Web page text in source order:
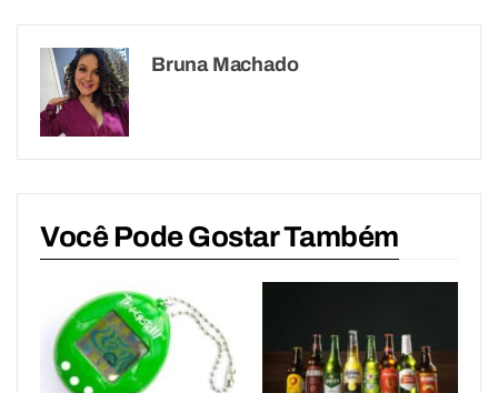
Bruna Machado
Você Pode Gostar Também